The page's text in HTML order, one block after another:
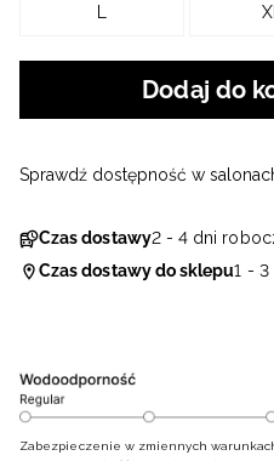
L
Dodaj do
Czas dostawy2 - 4 dni
Czas dostawy do sklepu1 -
Sprawdź dostępność w
Zabezpieczenie w zmiennych